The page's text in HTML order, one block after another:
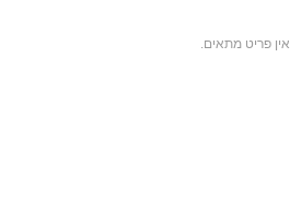
אין פריט מתאים.